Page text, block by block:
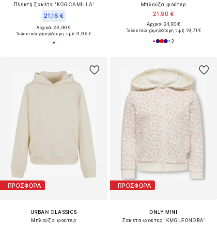
Πλεκτή ζακέτα 'KOGCAMILLA'
21,16 €
Αρχικά: 29,90 €
Τελευταία χαμηλότερη τιμή:9,96 €
Μπλούζα φούτερ
21,90 €
Αρχικά: 24,90 €
Τελευταία χαμηλότερη τιμή:19,71 €
+2
ΠΡΟΣΦΟΡΑ
URBAN CLASSICS
Μπλούζα φούτερ
ΠΡΟΣΦΟΡΑ
ONLY MINI
Ζακέτα φούτερ 'KMGLEONORA'